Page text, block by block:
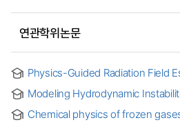
연관학위논문
Physics-Guided Radiation Field
정보이득 및 위험인식 방사선 탐사
방사선장 예측
Modeling Hydrodynamic
[electronic resource]
Chemical physics of frozen gases: